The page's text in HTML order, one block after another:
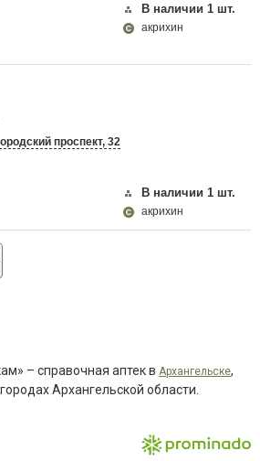
В наличии 1 шт.
акрихин
проспект, 32
В наличии 1 шт.
акрихин
– справочная аптек в Архангельске,
Архангельской области.